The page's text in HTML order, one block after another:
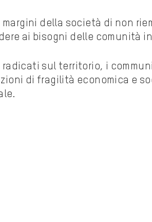
margini della società di non
ai bisogni delle comunità
radicati sul territorio, i
di fragilità economica e